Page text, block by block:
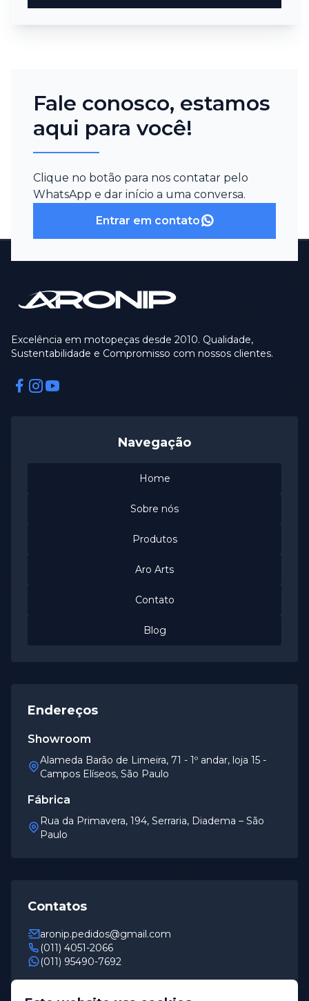
Fale conosco, estamos
aqui para você!
Clique no botão para nos contatar pelo
WhatsApp e dar início a uma conversa.
Entrar em contato
Excelência em motopeças desde 2010. Qualidade,
Sustentabilidade e Compromisso com nossos clientes.
Facebook
Instagram
Navegação
Home
Sobre nós
Produtos
Aro Arts
Contato
Blog
Endereços
Showroom
Alameda Barão de Limeira, 71 - 1º andar, loja 15 -
Campos Elíseos, São Paulo
Fábrica
Rua da Primavera, 194, Serraria, Diadema – São
Paulo
Contatos
aronip.pedidos@gmail.com
(011) 4051-2066
(011) 95490-7692
Horário de Funcionamento